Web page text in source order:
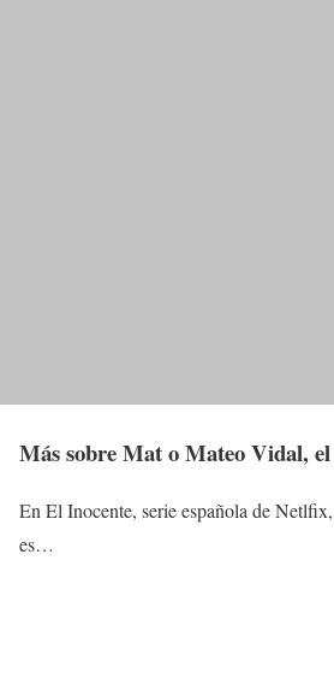
Más sobre Mat o Mateo Vidal, el
En El Inocente, serie española de
es…